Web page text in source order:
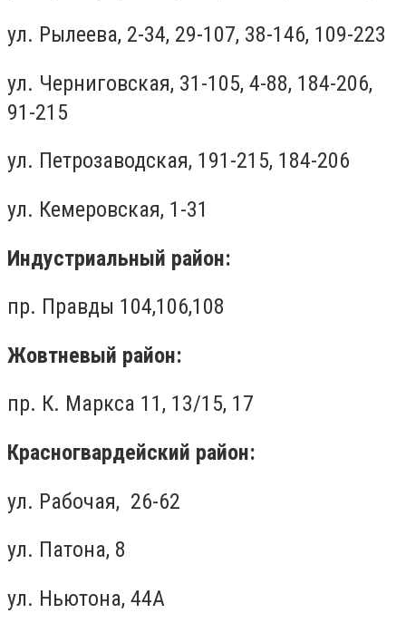
ул. Рылеева, 2-34, 29-107, 38-146, 109-223
ул. Черниговская, 31-105, 4-88, 184-206,
91-215
ул. Петрозаводская, 191-215, 184-206
ул. Кемеровская, 1-31
Индустриальный район:
пр. Правды 104,106,108
Жовтневый район:
пр. К. Маркса 11, 13/15, 17
Красногвардейский район:
ул. Рабочая, 26-62
ул. Патона, 8
ул. Ньютона, 44А